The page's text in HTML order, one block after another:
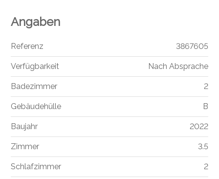
Angaben
Referenz 3867605
Verfügbarkeit Nach Absprache
Badezimmer 2
Gebäudehülle B
Baujahr 2022
Zimmer 3.5
Schlafzimmer 2